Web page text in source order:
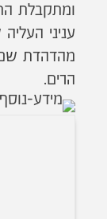
ומתקבלת
עניני
מהדהדת
הרים.